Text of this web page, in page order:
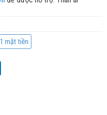
mặt tiền